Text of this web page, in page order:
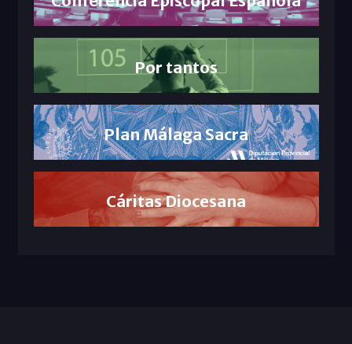
Por tantos
Plan Málaga Sacra
Cáritas Diocesana